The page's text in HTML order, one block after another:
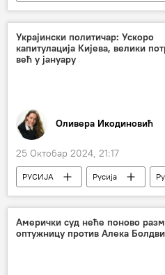
Специјална војна операција у
Украјина
Пентагон
Украјински политичар: Ускоро
капитулација Кијева, велики
већ у јануару
Оливера Икодиновић
25 Октобар 2024, 21:17
РУСИЈА Русија
Специјална војна операција у
преговори
Анализе и мишљења
Амерички суд неће поново
оптужницу против Алека